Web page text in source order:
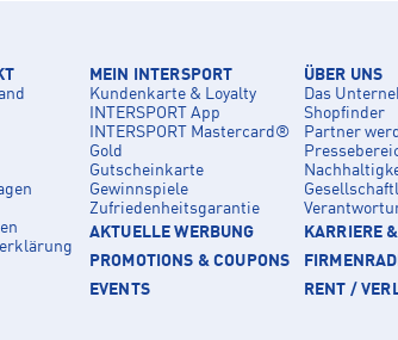
MEIN INTERSPORT
Kundenkarte & Loyalty
INTERSPORT App
INTERSPORT Mastercard®
Gold
Gutscheinkarte
Gewinnspiele
Zufriedenheitsgarantie
AKTUELLE WERBUNG
PROMOTIONS & COUPONS
EVENTS
ÜBER UNS
Das
Shopfinder
Partner
KARRIERE
RENT /